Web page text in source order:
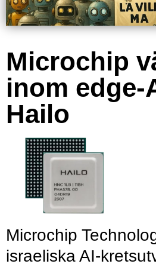
Microchip
inom edge-
Hailo
Microchip
israeliska AI-